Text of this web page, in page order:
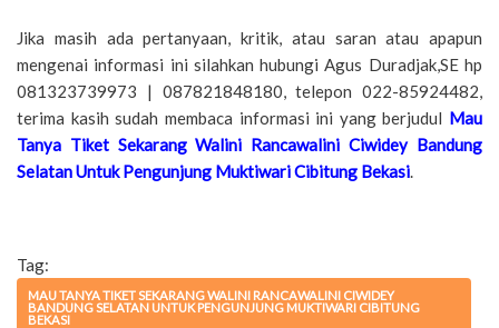
Jika masih ada pertanyaan, kritik, atau saran atau apapun
mengenai informasi ini silahkan hubungi Agus Duradjak,SE hp
081323739973 | 087821848180, telepon 022-85924482,
terima kasih sudah membaca informasi ini yang berjudul Mau
Tanya Tiket Sekarang Walini Rancawalini Ciwidey Bandung
Selatan Untuk Pengunjung Muktiwari Cibitung Bekasi.
Tag:
MAU TANYA TIKET SEKARANG WALINI RANCAWALINI CIWIDEY
BANDUNG SELATAN UNTUK PENGUNJUNG MUKTIWARI CIBITUNG
BEKASI